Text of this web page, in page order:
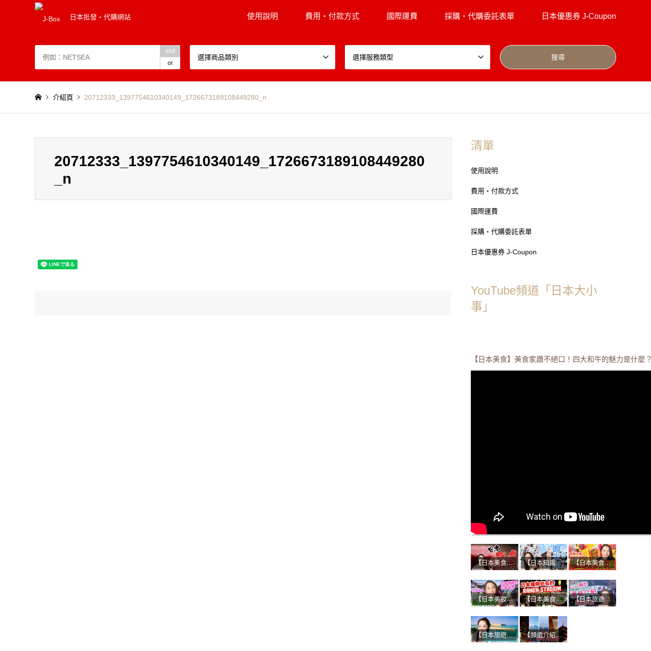
日本批發・代購網站 使用說明 費用・付款方式 國際運費 採購・代購委託表單 日本優惠券 J-Coupon
and
or
選擇商品類別 選擇服務類型
介紹頁 20712333_1397754610340149_1726673189108449280_n
20712333_1397754610340149_1726673189108449280
_n
清單
使用說明
費用・付款方式
國際運費
採購・代購委託表單
日本優惠券 J-Coupon
YouTube頻道「日本大小
事」
【日本美食】美食家讚不絕口！四大和牛的魅力是什麼
【日本美食】美食家讚不絕口！四大和牛的魅力是什麼？ 【日本知識】參拜神社與寺廟必備！受到日本人喜愛的紀念品！！ 【日本美食】不吃絕對後悔！日本販賣機&便利商店的獨特熱食！
【日本美妝】日本人的美肌秘訣！京都必買化妝品：優佳雅 YOJIYA！！ 【日本美食】當地人大推的博多拉麵！濃厚豚骨湯頭+手工麵的無敵組合 【日本旅遊】山口縣第二彈-超讚溫泉之旅！
【日本旅遊】來自山口縣的SASA！推薦日本的吃喝玩樂 【頻道介紹】初次見面！日本大小事YouTube頻道開始了